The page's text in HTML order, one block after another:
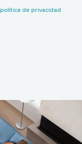
política de privacidad